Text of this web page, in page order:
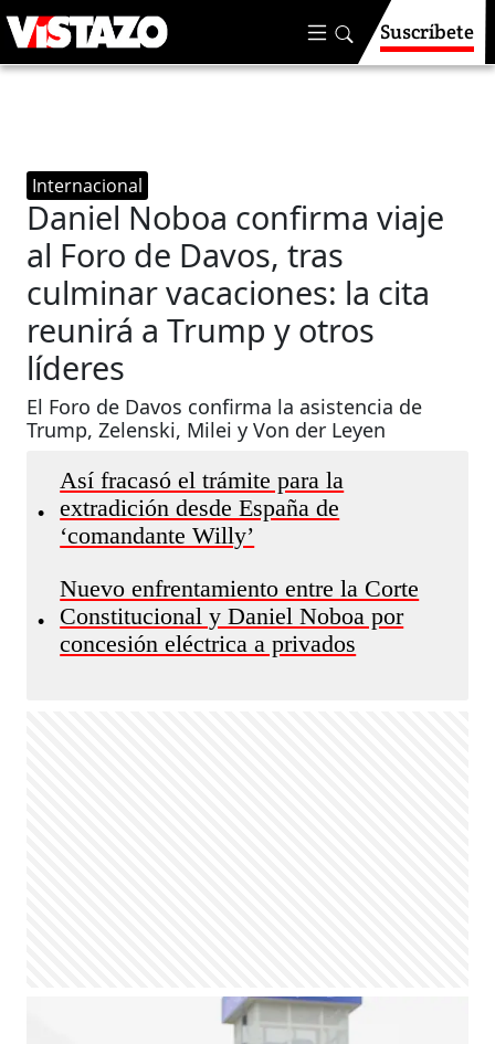
Suscríbete
Internacional
Daniel Noboa confirma viaje
al Foro de Davos, tras
culminar vacaciones: la cita
reunirá a Trump y otros
líderes
El Foro de Davos confirma la asistencia de
Trump, Zelenski, Milei y Von der Leyen
•
Así fracasó el trámite para la
extradición desde España de
‘comandante Willy’
•
Nuevo enfrentamiento entre la Corte
Constitucional y Daniel Noboa por
concesión eléctrica a privados